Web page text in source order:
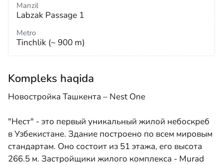
Manzil
Labzak Passage 1
Metro
Tinchlik (~ 900 m)
Kompleks haqida
Новостройка Ташкента – Nest One
"Нест" - это первый уникальный жилой небоскреб
в Узбекистане. Здание построено по всем мировым
стандартам. Оно состоит из 51 этажа, его высота
266.5 м. Застройщики жилого комплекса - Murad